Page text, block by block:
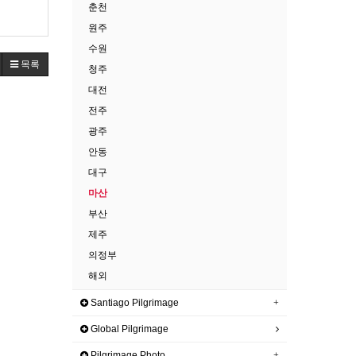
목록
춘천
원주
수원
청주
대전
전주
광주
안동
대구
마산
부산
제주
의정부
해외
Santiago Pilgrimage
Global Pilgrimage